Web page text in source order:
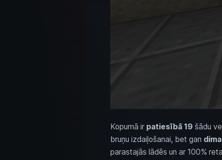
Kopumā ir patiesībā 19 šādu
bruņu izdaiļošanai, bet gan
parastajās lādēs un ar 100%